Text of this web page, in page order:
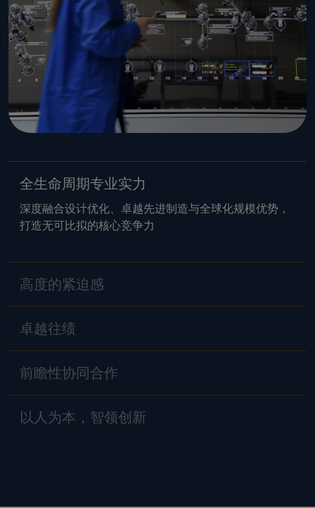
全生命周期专业实力
深度融合设计优化、卓越先进制造与全球化规模优势，
打造无可比拟的核心竞争力
高度的紧迫感
卓越往绩
前瞻性协同合作
以人为本，智领创新